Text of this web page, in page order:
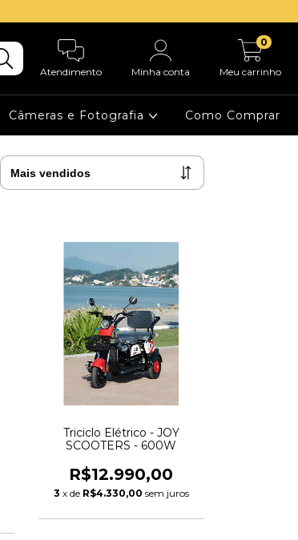
Atendimento Minha conta Meu carrinho
0
Câmeras e Fotografia Como Comprar
Triciclo Elétrico - JOY
SCOOTERS - 600W
R$12.990,00
3 x de R$4.330,00 sem juros